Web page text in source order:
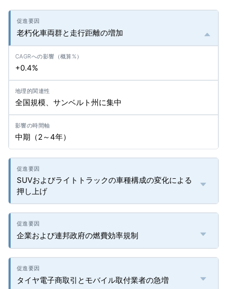
老朽化車両群と走行距離の増加
+0.4%
全国規模、サンベルト州に集中
中期（2～4年）
SUVおよびライトトラックの車種構成の変化による
押し上げ
企業および連邦政府の燃費効率規制
タイヤ電子商取引とモバイル取付業者の急増